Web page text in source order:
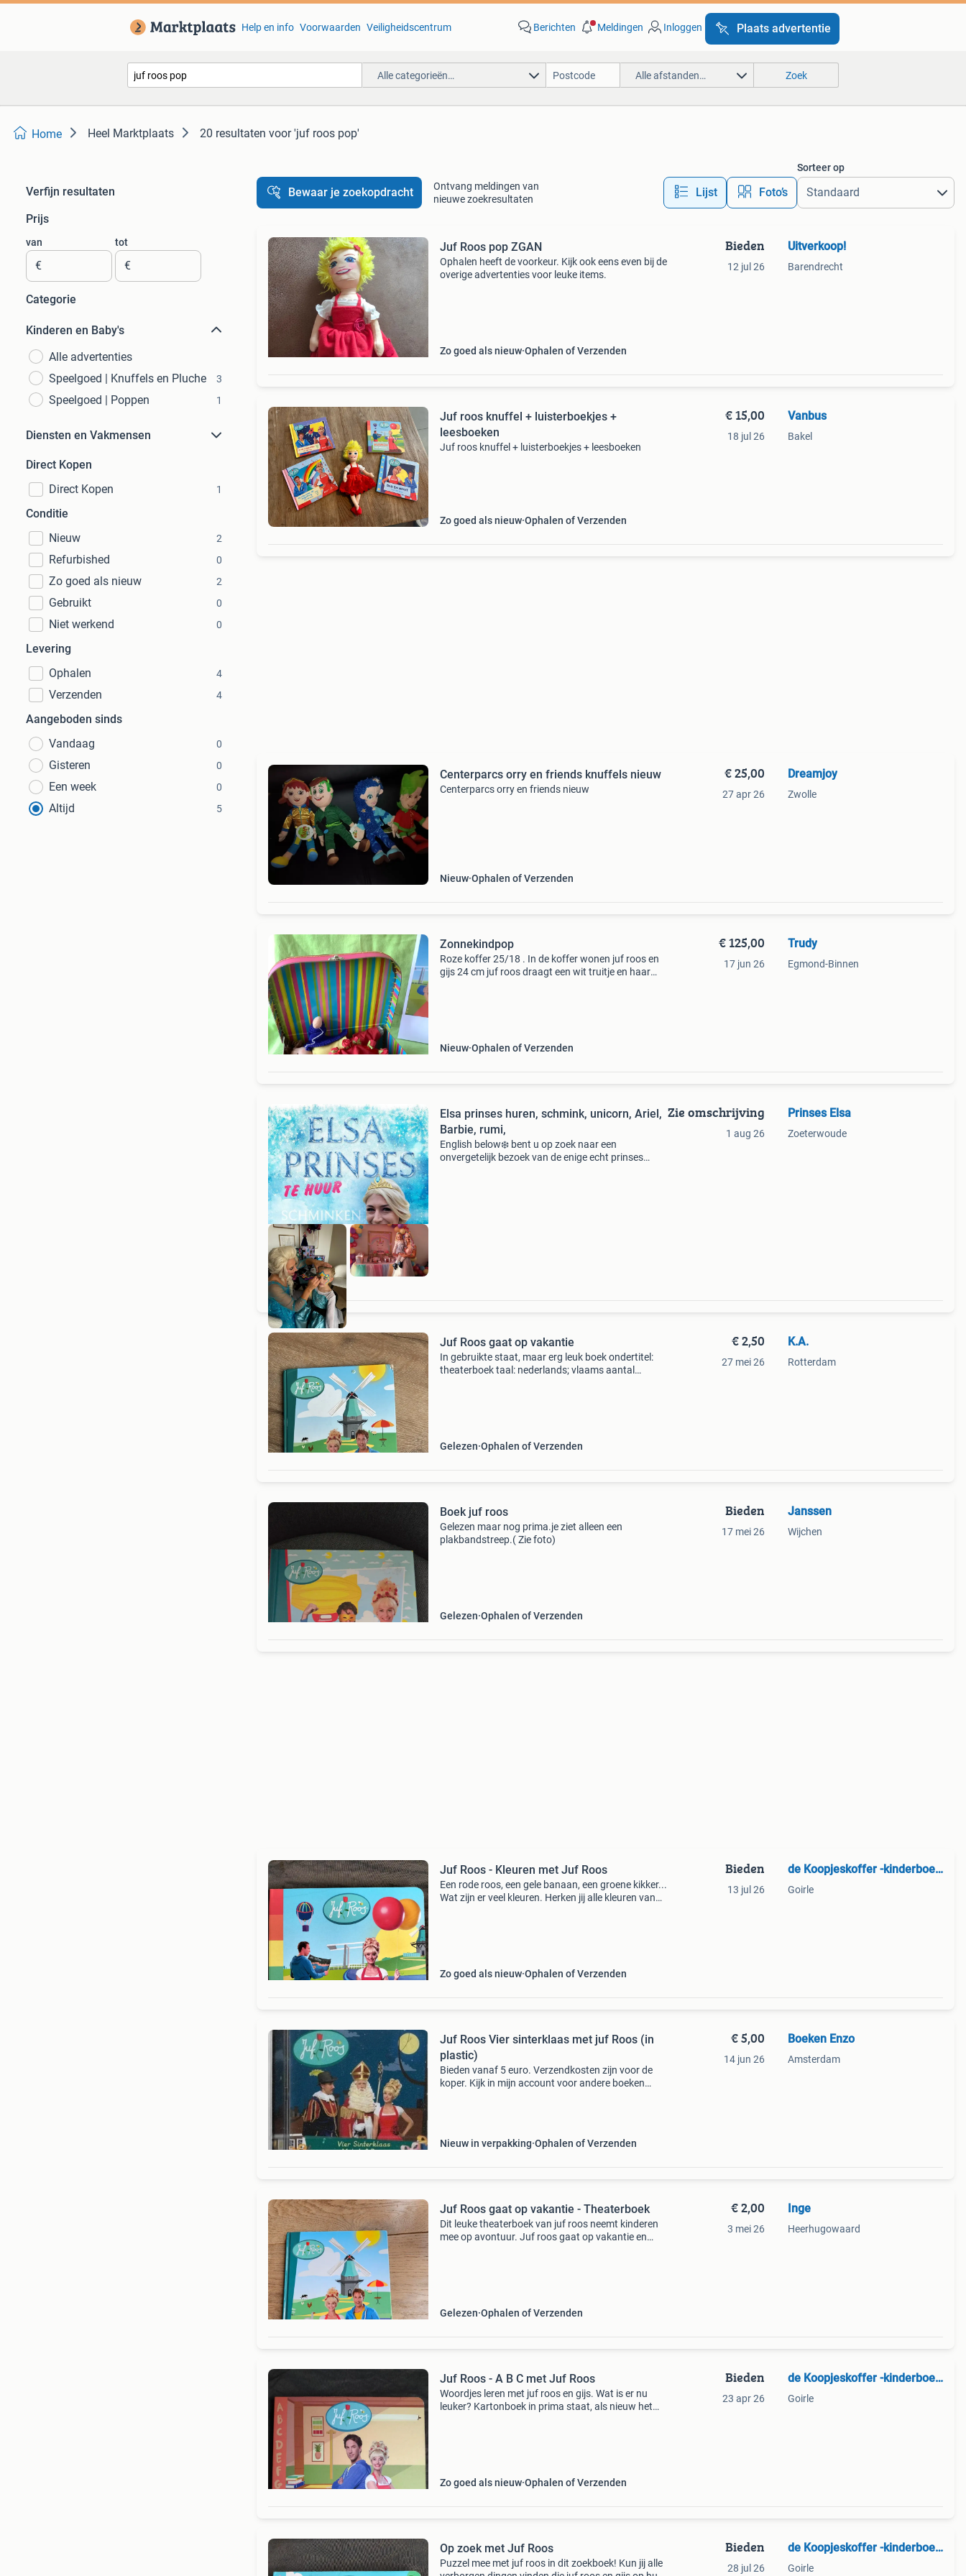
Help en info Voorwaarden Veiligheidscentrum Berichten Meldingen Inloggen Plaats advertentie
Alle categorieën… Alle afstanden… Zoek
Home Heel Marktplaats 20 resultaten voor 'juf roos pop'
Verfijn resultaten
Prijs
van
€
tot
€
Categorie
Kinderen en Baby's
Alle advertenties
Speelgoed | Knuffels en Pluche
3
Speelgoed | Poppen 1
Diensten en Vakmensen
Direct Kopen
Direct Kopen
1
Conditie
Nieuw
2
Refurbished 0
Zo goed als nieuw 2
Gebruikt 0
Niet werkend 0
Levering
Ophalen
4
Verzenden 4
Aangeboden sinds
Vandaag
0
Gisteren 0
Een week 0
Altijd 5
Bewaar je zoekopdracht
Ontvang meldingen van
nieuwe zoekresultaten
Lijst Foto’s
Sorteer op
Juf Roos pop ZGAN
Ophalen heeft de voorkeur. Kijk ook eens even bij de
overige advertenties voor leuke items.
Zo goed als nieuw Ophalen of Verzenden
Bieden
12 jul 26
Uitverkoop!
Barendrecht
Juf roos knuffel + luisterboekjes +
leesboeken
Juf roos knuffel + luisterboekjes + leesboeken
Zo goed als nieuw Ophalen of Verzenden
€ 15,00
18 jul 26
Vanbus
Bakel
Centerparcs orry en friends knuffels nieuw
Centerparcs orry en friends nieuw
Nieuw Ophalen of Verzenden
€ 25,00
27 apr 26
Dreamjoy
Zwolle
Zonnekindpop
Roze koffer 25/18 . In de koffer wonen juf roos en
gijs 24 cm juf roos draagt een wit truitje en haar
Nieuw Ophalen of Verzenden
€ 125,00
17 jun 26
Trudy
Egmond-Binnen
Elsa prinses huren, schmink, unicorn, Ariel,
Barbie, rumi,
English below❄️ bent u op zoek naar een
onvergetelijk bezoek van de enige echt prinses
Zie omschrijving
1 aug 26
Prinses Elsa
Zoeterwoude
Juf Roos gaat op vakantie
In gebruikte staat, maar erg leuk boek ondertitel:
theaterboek taal: nederlands; vlaams aantal
Gelezen Ophalen of Verzenden
€ 2,50
27 mei 26
K.A.
Rotterdam
Boek juf roos
Gelezen maar nog prima.je ziet alleen een
plakbandstreep.( Zie foto)
Gelezen Ophalen of Verzenden
Bieden
17 mei 26
Janssen
Wijchen
Juf Roos - Kleuren met Juf Roos
Een rode roos, een gele banaan, een groene kikker...
Wat zijn er veel kleuren. Herken jij alle kleuren van
Zo goed als nieuw Ophalen of Verzenden
Bieden
13 jul 26
de Koopjeskoffer -kinderboeken
Goirle
Juf Roos Vier sinterklaas met juf Roos (in
plastic)
Bieden vanaf 5 euro. Verzendkosten zijn voor de
koper. Kijk in mijn account voor andere boeken
Nieuw in verpakking Ophalen of Verzenden
€ 5,00
14 jun 26
Boeken Enzo
Amsterdam
Juf Roos gaat op vakantie - Theaterboek
Dit leuke theaterboek van juf roos neemt kinderen
mee op avontuur. Juf roos gaat op vakantie en
Gelezen Ophalen of Verzenden
€ 2,00
3 mei 26
Inge
Heerhugowaard
Juf Roos - A B C met Juf Roos
Woordjes leren met juf roos en gijs. Wat is er nu
leuker? Kartonboek in prima staat, als nieuw het
Zo goed als nieuw Ophalen of Verzenden
Bieden
23 apr 26
de Koopjeskoffer -kinderboeken
Goirle
Op zoek met Juf Roos
Puzzel mee met juf roos in dit zoekboek! Kun jij alle
Bieden
28 jul 26
de Koopjeskoffer -kinderboeken
Goirle